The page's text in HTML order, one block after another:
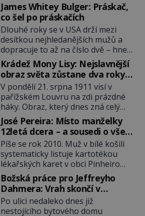
James Whitey Bulger: Práskač,
co šel po práskačích
Dlouhé roky se v USA drží mezi
desítkou nejhledanějších mužů a
dopracuje to až na číslo dvě – hned
po Usámovi bin Ládinovi (1957–
2011). To je James „Whitey“ Bulger
(1929–2018) viněný ze spoluúčasti
na 19 vraždách, vydírání a lichvy. A
samozřejmě, krom toho je ještě
drogový dealer, který neváhá
odstranit z cesty všechny práskače,
zatímco […]
Krádež Mony Lisy: Nejslavnější
obraz světa zůstane dva roky
nezvěstný
V pondělí 21. srpna 1911 visí v
pařížském Louvru na zdi prázdné
háky. Obraz, který dnes zná celý
svět, je pryč. Zpočátku si nikdo
nemyslí, že jde o krádež.
Zaměstnanci jsou přesvědčeni, že
Mona Lisa je jen v restaurátorské
dílně nebo u fotografa. Když se
ukáže pravda, propukne jeden z
největších honů na zloděje v […]
José Pereira: Místo manželky
12letá dcera – a sousedi o všem
vědí!
Píše se rok 2010. Muž v bílé košili
systematicky listuje kartotékou
lékařských karet v obci Pinheiro
ležící asi 20 kilometrů od farmy s
podivínským majitelem. Něco tu
nesedí. Ledaže… Ledaže by ta
mladá dívka z farmy byla ne
Božská práce pro Jeffreyho
Dahmera: Vrah skončí v
tratolišti krve ve vězeňských
umývárnách
Po ulici nedaleko dnes již
nestojícího bytového domu